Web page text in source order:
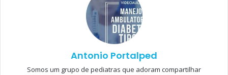
ACOMPANHE ESTES
CONTEÚDOS ADICIONAIS
QUE O PORTALPED JÁ
PUBLICOU SOBRE O
ASSUNTO:
Antonio Portalped
Somos um grupo de pediatras que adoram compartilhar